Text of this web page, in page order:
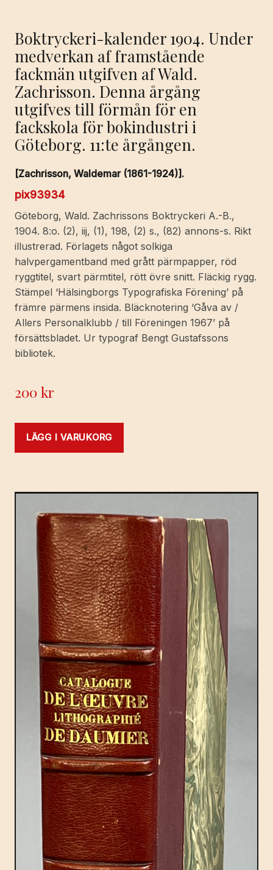
Boktryckeri-kalender 1904. Under
medverkan af framstående
fackmän utgifven af Wald.
Zachrisson. Denna årgång
utgifves till förmån för en
fackskola för bokindustri i
Göteborg. 11:te årgången.
[Zachrisson, Waldemar (1861-1924)].
pix93934
Göteborg, Wald. Zachrissons Boktryckeri A.-B.,
1904. 8:o. (2), iij, (1), 198, (2) s., (82) annons-s. Rikt
illustrerad. Förlagets något solkiga
halvpergamentband med grått pärmpapper, röd
ryggtitel, svart pärmtitel, rött övre snitt. Fläckig rygg.
Stämpel ‘Hälsingborgs Typografiska Förening’ på
främre pärmens insida. Bläcknotering ‘Gåva av /
Allers Personalklubb / till Föreningen 1967’ på
försättsbladet. Ur typograf Bengt Gustafssons
bibliotek.
200kr
LÄGG I VARUKORG